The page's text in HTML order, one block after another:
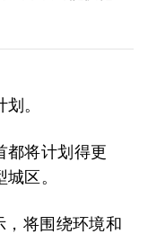
。
都将计划得更
区。
，将围绕环境和